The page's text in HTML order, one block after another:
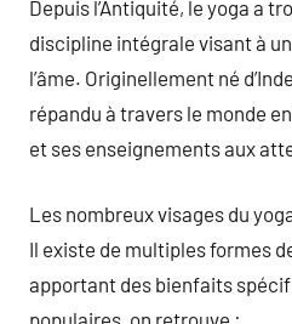
Depuis l’Antiquité, le yoga a
discipline intégrale visant à
l’âme. Originellement né
répandu à travers le monde
et ses enseignements aux
Les nombreux visages du
Il existe de multiples formes
apportant des bienfaits
populaires, on retrouve :